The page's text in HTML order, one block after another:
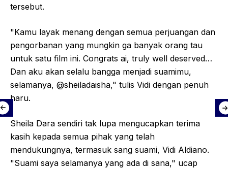
tersebut.
"Kamu layak menang dengan semua perjuangan dan
pengorbanan yang mungkin ga banyak orang tau
untuk satu film ini. Congrats ai, truly well deserved…
Dan aku akan selalu bangga menjadi suamimu,
selamanya, @sheiladaisha," tulis Vidi dengan penuh
haru.
Sheila Dara sendiri tak lupa mengucapkan terima
kasih kepada semua pihak yang telah
mendukungnya, termasuk sang suami, Vidi Aldiano.
"Suami saya selamanya yang ada di sana," ucap